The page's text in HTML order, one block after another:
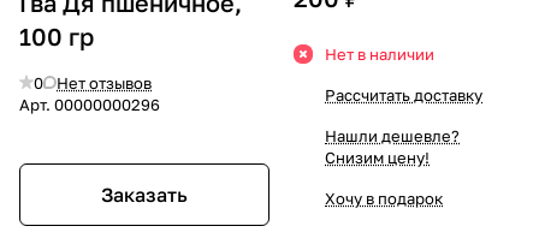
100 гр
0
Нет отзывов
Арт. 00000000296
Заказать
Нет в наличии
Рассчитать доставку
Нашли дешевле?
Снизим цену!
Хочу в подарок